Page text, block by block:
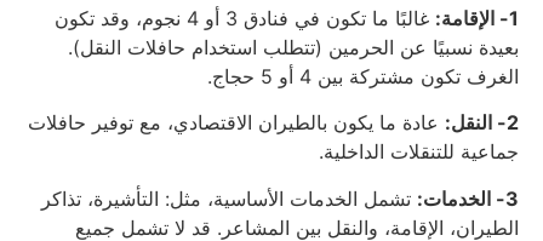
1- الإقامة:
غالبًا ما تكون في فنادق 3 أو 4 نجوم، وقد تكون
بعيدة نسبيًا عن الحرمين (تتطلب استخدام حافلات النقل).
الغرف تكون مشتركة بين 4 أو 5 حجاج.
2- النقل:
عادة ما يكون بالطيران الاقتصادي، مع توفير حافلات
جماعية للتنقلات الداخلية.
3- الخدمات:
تشمل الخدمات الأساسية، مثل: التأشيرة، تذاكر
الطيران، الإقامة، والنقل بين المشاعر. قد لا تشمل جميع